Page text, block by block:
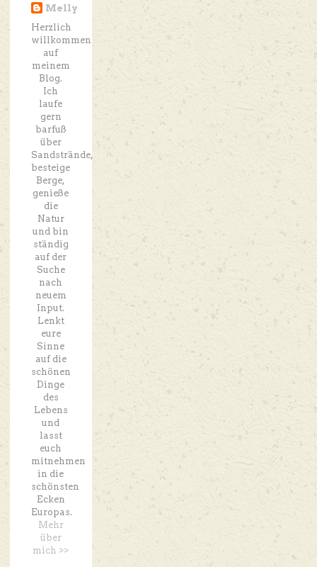
Melly
Herzlich
willkommen
auf
meinem
Blog.
Ich
laufe
gern
barfuß
über
Sandstrände,
besteige
Berge,
genieße
die
Natur
und bin
ständig
auf der
Suche
nach
neuem
Input.
Lenkt
eure
Sinne
auf die
schönen
Dinge
des
Lebens
und
lasst
euch
mitnehmen
in die
schönsten
Ecken
Europas.
Mehr
über
mich >>